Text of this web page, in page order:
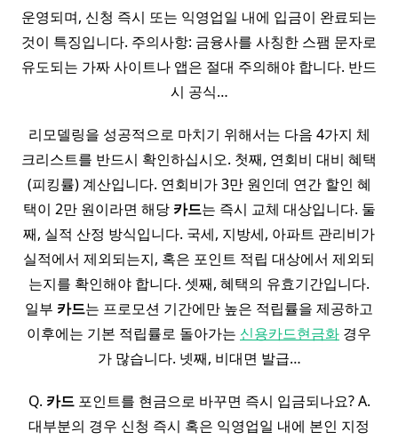
운영되며, 신청 즉시 또는 익영업일 내에 입금이 완료되는
것이 특징입니다. 주의사항: 금융사를 사칭한 스팸 문자로
유도되는 가짜 사이트나 앱은 절대 주의해야 합니다. 반드
시 공식…
리모델링을 성공적으로 마치기 위해서는 다음 4가지 체
크리스트를 반드시 확인하십시오. 첫째, 연회비 대비 혜택
(피킹률) 계산입니다. 연회비가 3만 원인데 연간 할인 혜
택이 2만 원이라면 해당 카드는 즉시 교체 대상입니다. 둘
째, 실적 산정 방식입니다. 국세, 지방세, 아파트 관리비가
실적에서 제외되는지, 혹은 포인트 적립 대상에서 제외되
는지를 확인해야 합니다. 셋째, 혜택의 유효기간입니다.
일부 카드는 프로모션 기간에만 높은 적립률을 제공하고
이후에는 기본 적립률로 돌아가는 신용카드현금화 경우
가 많습니다. 넷째, 비대면 발급…
Q. 카드포인트를 현금으로 바꾸면 즉시 입금되나요? A.
대부분의 경우 신청 즉시 혹은 익영업일 내에 본인 지정